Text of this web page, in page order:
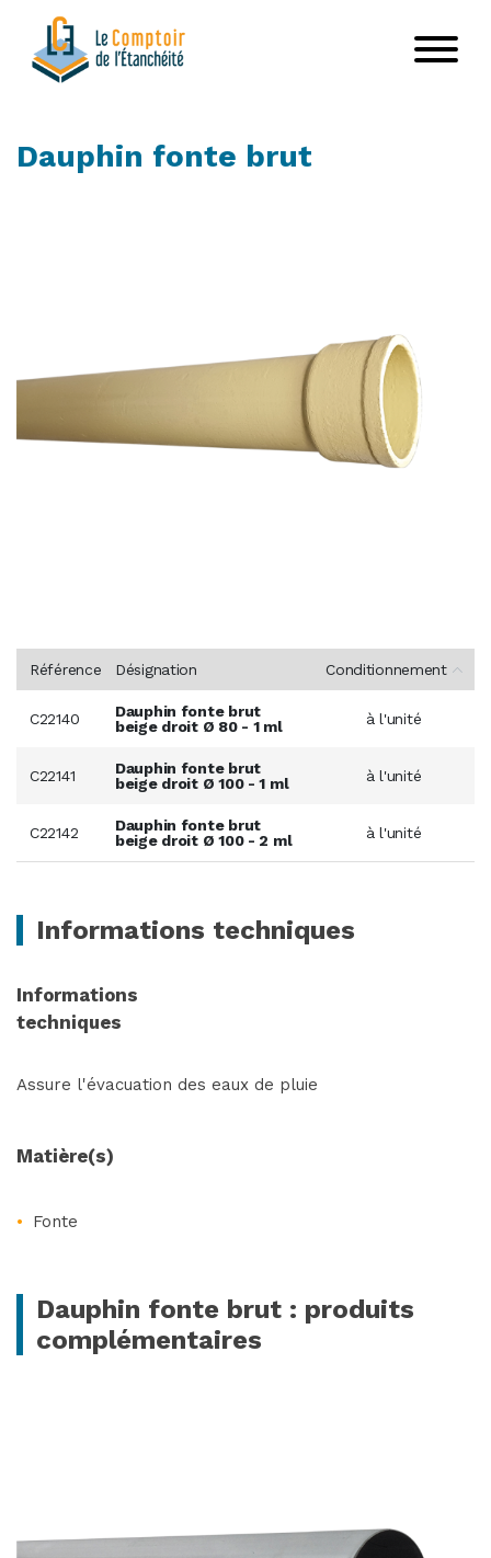
contenu
principal
Dauphin fonte brut
Référence Désignation Conditionnement
C22140
Dauphin fonte brut
beige droit Ø 80 - 1 ml
à l'unité
C22141
Dauphin fonte brut
beige droit Ø 100 - 1 ml
à l'unité
C22142
Dauphin fonte brut
beige droit Ø 100 - 2 ml
à l'unité
Informations techniques
Informations
techniques
Assure l'évacuation des eaux de pluie
Matière(s)
Fonte
Dauphin fonte brut : produits
complémentaires